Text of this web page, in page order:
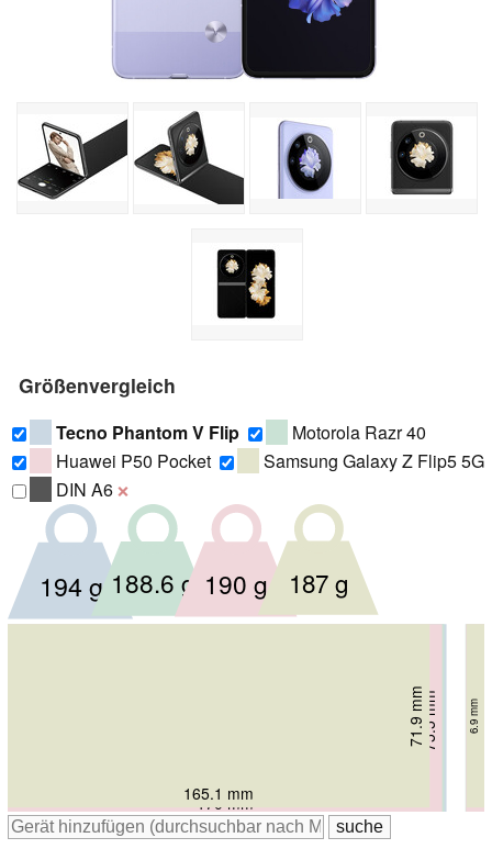
Größenvergleich
Tecno Phantom V Flip
Motorola Razr 40
Huawei P50 Pocket
Samsung Galaxy Z Flip5 5G
DIN A6 ❌
171.7 mm
74 mm 6.95 mm
194 g
170.8 mm
74 mm 7.4 mm
188.6 g
170 mm
75.5 mm 7.2 mm
190 g
165.1 mm
71.9 mm 6.9 mm
187 g